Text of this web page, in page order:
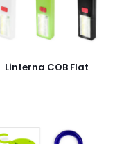
Linterna COB Flat